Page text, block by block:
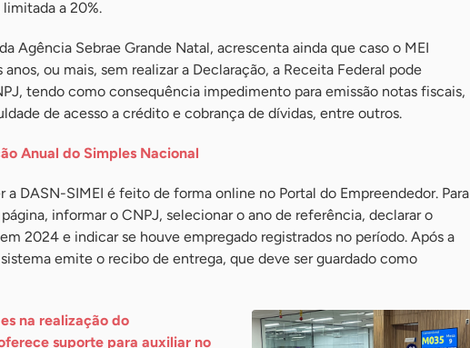
a 20%.
Agência Sebrae Grande Natal, acrescenta ainda que caso o MEI
ou mais, sem realizar a Declaração, a Receita Federal pode
tendo como consequência impedimento para emissão notas fiscais,
de acesso a crédito e cobrança de dívidas, entre outros.
Anual do Simples Nacional
a DASN-SIMEI é feito de forma online no Portal do Empreendedor. Para
página, informar o CNPJ, selecionar o ano de referência, declarar o
2024 e indicar se houve empregado registrados no período. Após a
emite o recibo de entrega, que deve ser guardado como
na realização do
suporte para auxiliar no